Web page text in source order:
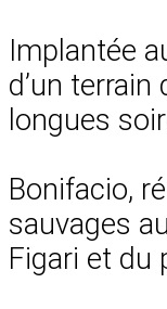
Implantée
d’un
longues
Bonifacio,
sauvages
Figari et du